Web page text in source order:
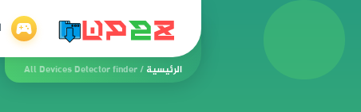
الرئيسية /
All Devices Detector finder